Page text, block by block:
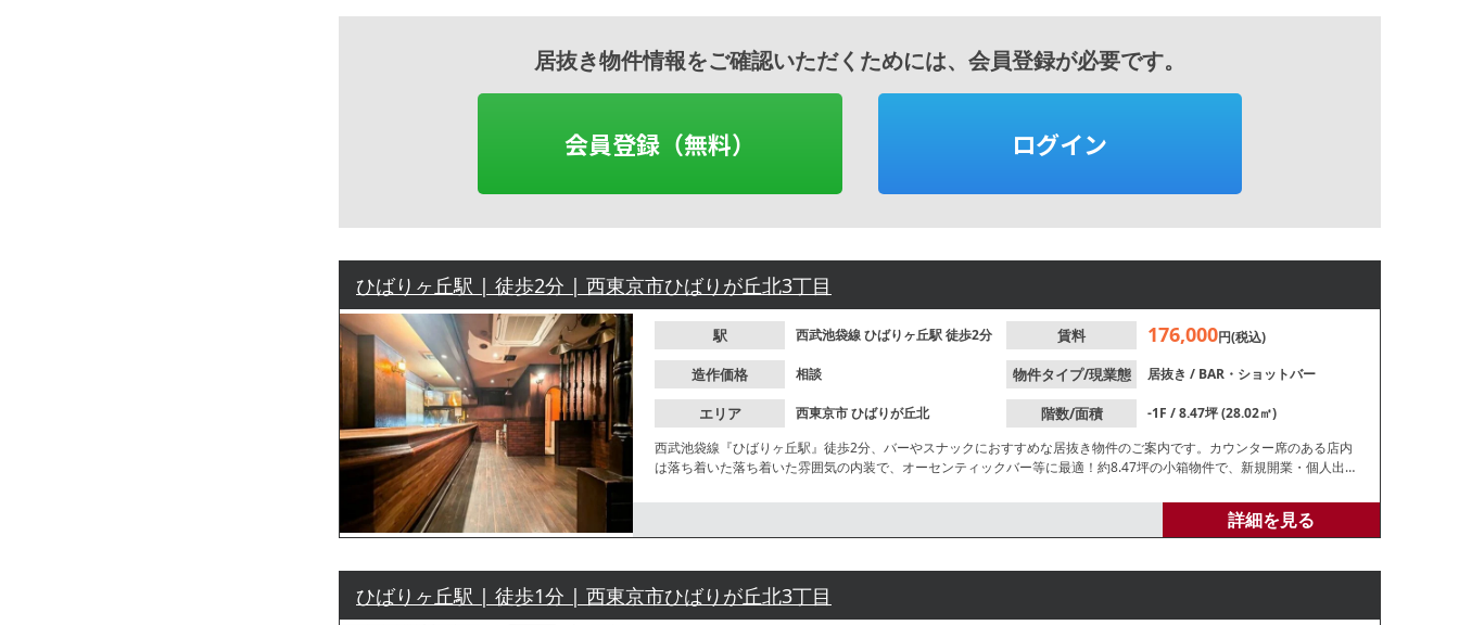
居抜き物件情報をご確認いただくためには、会員登録が必要です。
会員登録（無料） ログイン
ひばりヶ丘駅 | 徒歩2分 | 西東京市ひばりが丘北3丁目
駅 西武池袋線ひばりヶ丘駅徒歩2分 賃料 176,000円(税込)
造作価格 相談 物件タイプ/現業態 居抜き / BAR・ショットバー
エリア 西東京市ひばりが丘北 階数/面積
-1F / 8.47坪 (28.02㎡)
西武池袋線『ひばりヶ丘駅』徒歩2分、バーやスナックにおすすめな居抜き物件のご案内です。カウンター席のある店内
は落ち着いた落ち着いた雰囲気の内装で、オーセンティックバー等に最適！約8.47坪の小箱物件で、新規開業・個人出店
詳細を見る
ひばりヶ丘駅 | 徒歩1分 | 西東京市ひばりが丘北3丁目